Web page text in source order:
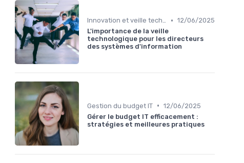
Innovation et veille technologique • 12/06/2025
L'importance de la veille
technologique pour les directeurs
des systèmes d'information
Gestion du budget IT • 12/06/2025
Gérer le budget IT efficacement :
stratégies et meilleures pratiques